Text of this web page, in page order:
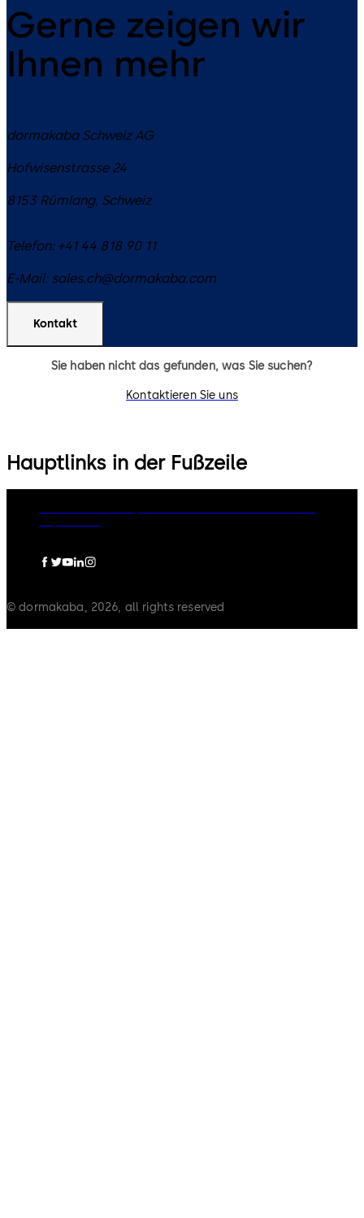
Gerne zeigen wir
Ihnen mehr
dormakaba Schweiz AG
Hofwisenstrasse 24
8153 Rümlang, Schweiz
Telefon: +41 44 818 90 11
E-Mail: sales.ch@dormakaba.com
Kontakt
Sie haben nicht das gefunden, was Sie suchen?
Kontaktieren Sie uns
Hauptlinks in der Fußzeile
© dormakaba, 2026, all rights reserved